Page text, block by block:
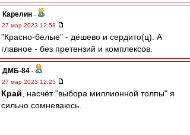
Карелин -
27 мар 2023 12:58
"Красно-белые" - дёшево и сердито(ц). А
главное - без претензий и комплексов.
ДМБ-84 -
27 мар 2023 12:25
Край , насчёт "выбора миллионной толпы" я
сильно сомневаюсь.